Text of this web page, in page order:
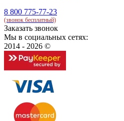
8 800 775-77-23
(звонок бесплатный)
Заказать звонок
Мы в социальных сетях:
2014 - 2026 ©